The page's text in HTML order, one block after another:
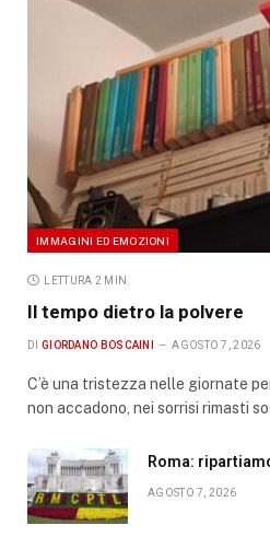
IMMAGINI ED EMOZIONI
LETTURA 2 MIN.
Il tempo dietro la polvere
DI GIORDANO BOSCAINI AGOSTO 7, 2026
C’è una tristezza nelle giornate
non accadono, nei sorrisi rimasti
Roma:
AGOSTO 7, 2026